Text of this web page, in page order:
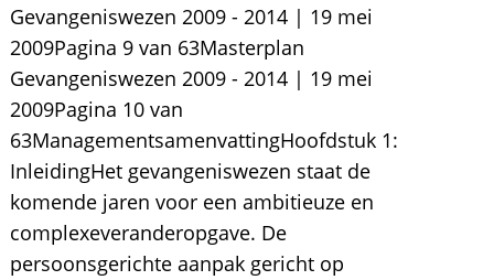
Gevangeniswezen 2009 - 2014 | 19 mei
2009Pagina 9 van 63Masterplan
Gevangeniswezen 2009 - 2014 | 19 mei
2009Pagina 10 van
63ManagementsamenvattingHoofdstuk 1:
InleidingHet gevangeniswezen staat de
komende jaren voor een ambitieuze en
complexeveranderopgave. De
persoonsgerichte aanpak gericht op